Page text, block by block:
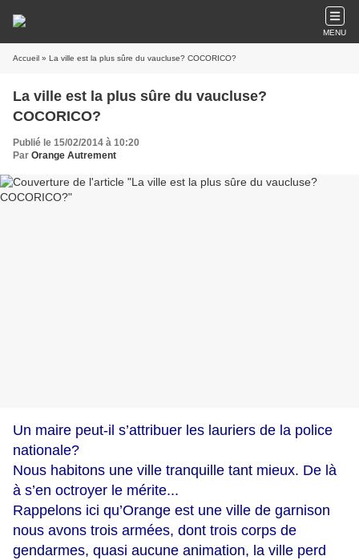
MENU
Accueil » La ville est la plus sûre du vaucluse? COCORICO?
La ville est la plus sûre du vaucluse?
COCORICO?
Publié le 15/02/2014 à 10:20
Par Orange Autrement
Un maire peut-il s’attribuer les lauriers de la police
nationale?
Nous habitons une ville tranquille tant mieux. De là
à s’en octroyer le mérite...
Rappelons ici qu’Orange est une ville de garnison
nous avons trois armées, dont trois corps de
gendarmes, quasi aucune animation, la ville perd